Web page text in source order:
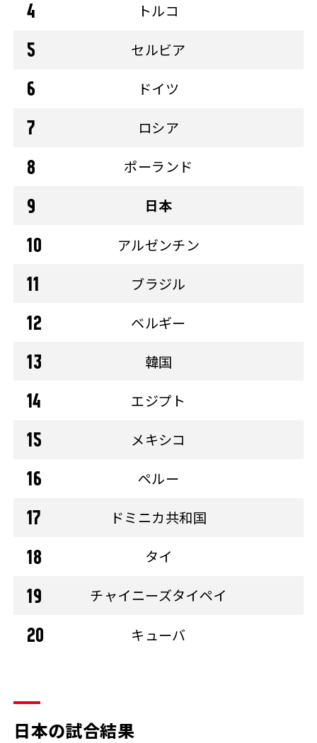
トルコ
セルビア
ドイツ
ロシア
ポーランド
日本
アルゼンチン
ブラジル
ベルギー
韓国
エジプト
メキシコ
ペルー
ドミニカ共和国
タイ
チャイニーズタイペイ
キューバ
日本の試合結果